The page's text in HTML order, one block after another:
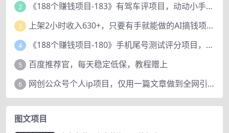
2 《188个赚钱项目-183》有驾车评项目，动动小手，复制粘贴赚44元！
3 上架2小时收入630+，只要有手就能做的AI搞钱项目，奶奶看完都能学会!
4 《188个赚钱项目-180》手机尾号测试评分项目，短视频直播日赚200+
5 百度推荐官，每天稳定低保，教程赠上
6 网创公众号个人ip项目，仅用一篇文章做到全网引流！
图文项目